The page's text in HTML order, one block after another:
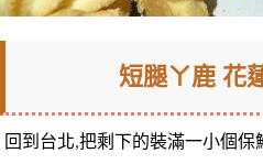
短腿ㄚ鹿 花
回到台北,把剩下的裝滿一小個